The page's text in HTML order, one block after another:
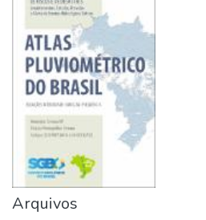
Arquivos